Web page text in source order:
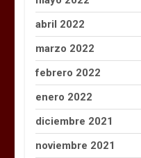
abril 2022
marzo 2022
febrero 2022
enero 2022
diciembre 2021
noviembre 2021